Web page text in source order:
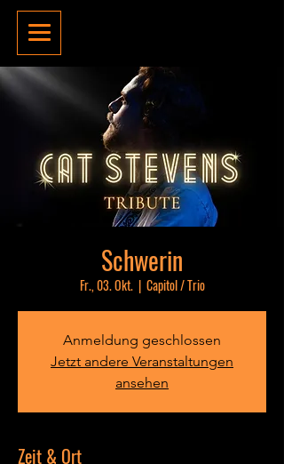
Schwerin
Fr., 03. Okt.
  |
Capitol / Trio
Anmeldung geschlossen
Jetzt andere Veranstaltungen
ansehen
Zeit & Ort